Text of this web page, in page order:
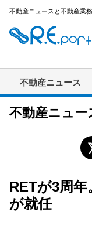
不動産ニュースと不動産業
不動産ニュース
不動産ニュー
RETが3周年
が就任